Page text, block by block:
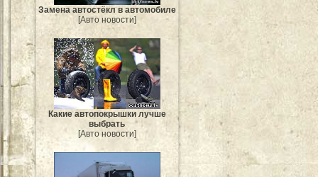
Замена автостёкл в автомобиле
[Авто новости]
Какие автопокрышки лучше
выбрать
[Авто новости]